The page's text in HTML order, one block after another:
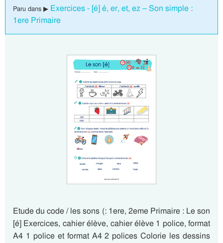
Paru dans ▶ Exercices - [é] é, er, et, ez – Son simple :
1ere Primaire
Etude du code / les sons (: 1ere, 2eme Primaire : Le son
[é] Exercices, cahier élève, cahier élève 1 police, format
A4 1 police et format A4 2 polices Colorie les dessins